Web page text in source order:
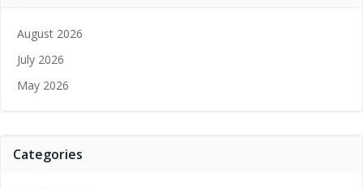
August 2026
July 2026
May 2026
Categories